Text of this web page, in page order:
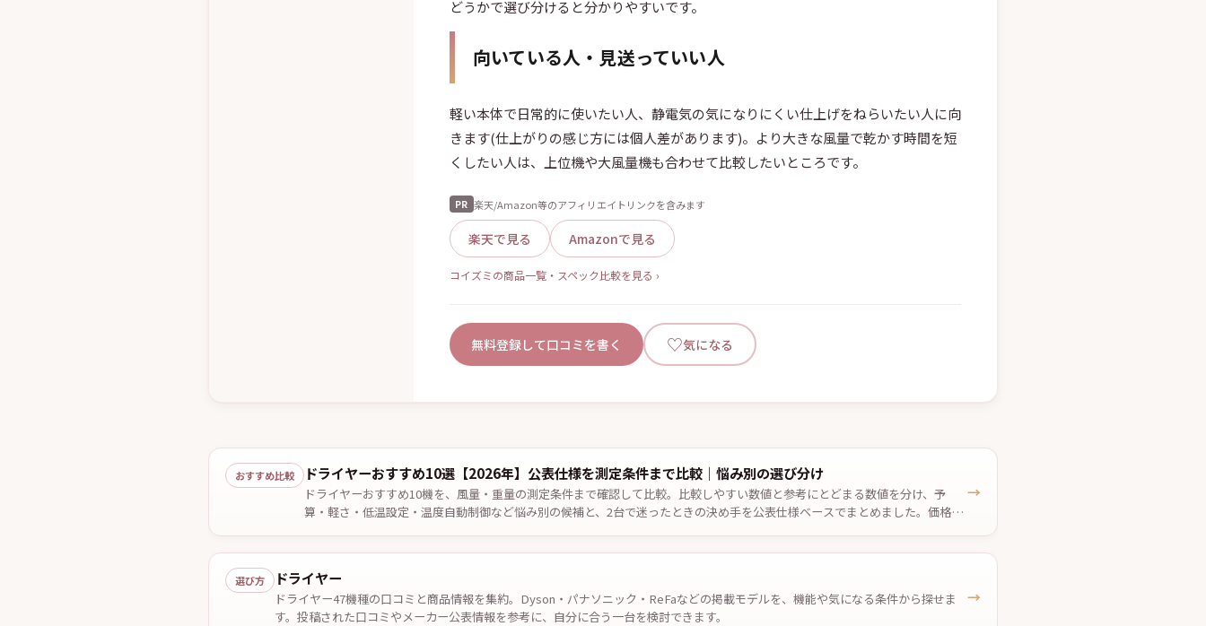
どうかで選び分けると分かりやすいです。
向いている人・見送っていい人
軽い本体で日常的に使いたい人、静電気の気になりにくい仕上げをねらいたい人に向
きます(仕上がりの感じ方には個人差があります)。より大きな風量で乾かす時間を短
くしたい人は、上位機や大風量機も合わせて比較したいところです。
PR 楽天/Amazon等のアフィリエイトリンクを含みます
楽天で見る Amazonで見る
コイズミの商品一覧・スペック比較を見る ›
無料登録して口コミを書く ♡気になる
おすすめ比較 ドライヤーおすすめ10選【2026年】公表仕様を測定条件まで比較｜悩み別の選び分け
ドライヤーおすすめ10機を、風量・重量の測定条件まで確認して比較。比較しやすい数値と参考にとどまる数値を分け、予
算・軽さ・低温設定・温度自動制御など悩み別の候補と、2台で迷ったときの決め手を公表仕様ベースでまとめました。価格は
→
選び方 ドライヤー
ドライヤー47機種の口コミと商品情報を集約。Dyson・パナソニック・ReFaなどの掲載モデルを、機能や気になる条件から探せま
す。投稿された口コミやメーカー公表情報を参考に、自分に合う一台を検討できます。
→